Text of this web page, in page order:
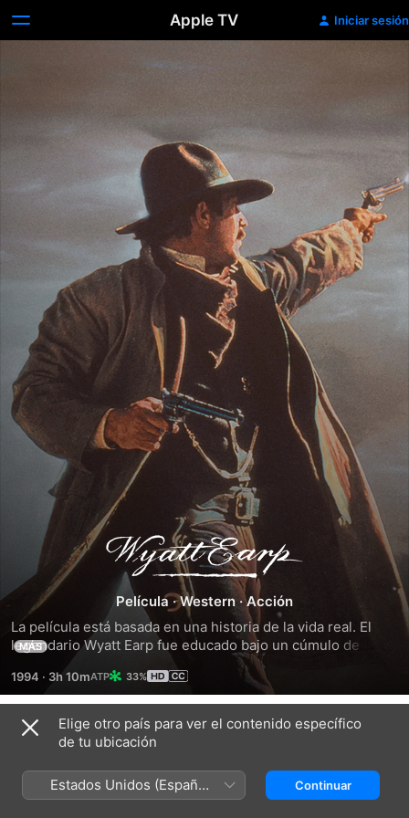
Apple TV Iniciar sesión
Wyatt
Earp
Película ·Western ·Acción
La película está basada en una historia de la vida real. El
legendario Wyatt Earp fue educado bajo un cúmulo de
tradiciones donde su padre le enseñó a situar a su familia
por encima de cualquier cosa, por eso recuerda
constantemente estas palabras durante su violenta y
atormentada carrera en el territorio de Arizona por el año
de 1881. Con ayuda de sus hermanos y Holliday, Wyatt trata
donde los forajidos locales aterrorizaban a los ciudadanos.
Basado en una historia real.
MÁS
1994 · 3h 10m 33%
Tráilers
Elige otro país para ver el contenido específico
de tu ubicación
Estados Unidos (Español
México)
Continuar